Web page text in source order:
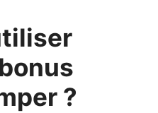
?